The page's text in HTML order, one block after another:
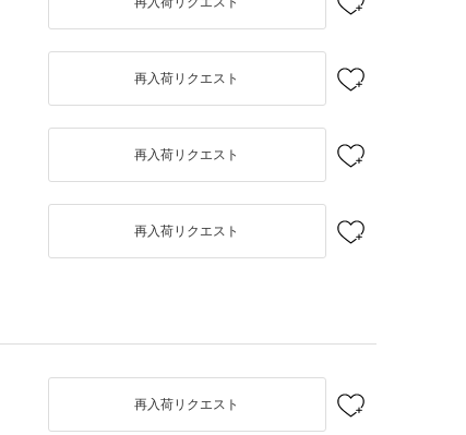
再入荷リクエスト
再入荷リクエスト
再入荷リクエスト
再入荷リクエスト